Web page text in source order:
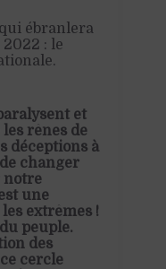
ébranlera
: le
et
rênes de
déceptions à
changer
notre
une
extrêmes !
peuple.
des
cercle